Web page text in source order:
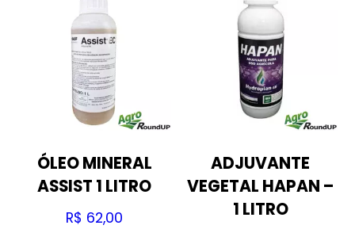
ÓLEO MINERAL
ASSIST 1 LITRO
R$ 62,00
ADJUVANTE
VEGETAL HAPAN –
1 LITRO